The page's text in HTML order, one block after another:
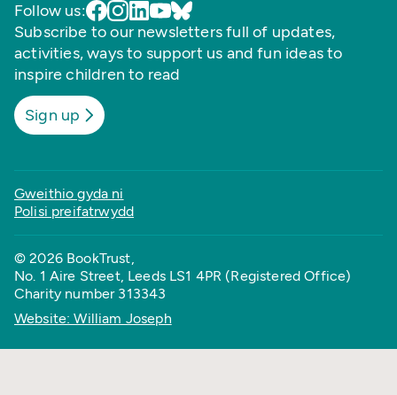
Follow us:
Subscribe to our newsletters full of updates,
activities, ways to support us and fun ideas to
inspire children to read
Sign up
Gweithio gyda ni
Polisi preifatrwydd
© 2026 BookTrust,
No. 1 Aire Street, Leeds LS1 4PR (Registered Office)
Charity number 313343
Website: William Joseph